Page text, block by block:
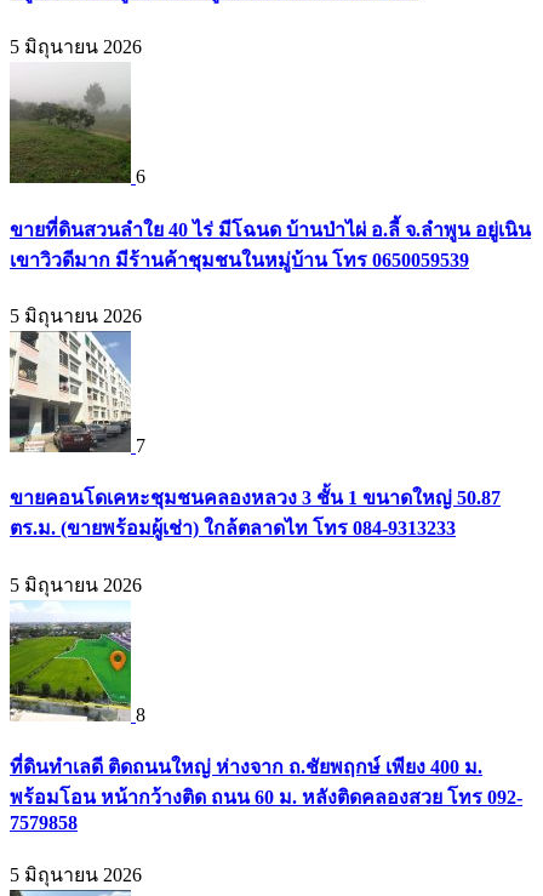
5 มิถุนายน 2026
6
ขายที่ดินสวนลำใย 40 ไร่ มีโฉนด บ้านป่าไผ่ อ.ลี้ จ.ลำพูน อยู่เนิน
เขาวิวดีมาก มีร้านค้าชุมชนในหมู่บ้าน โทร 0650059539
5 มิถุนายน 2026
7
ขายคอนโดเคหะชุมชนคลองหลวง 3 ชั้น 1 ขนาดใหญ่ 50.87
ตร.ม. (ขายพร้อมผู้เช่า) ใกล้ตลาดไท โทร 084-9313233
5 มิถุนายน 2026
8
ที่ดินทำเลดี ติดถนนใหญ่ ห่างจาก ถ.ชัยพฤกษ์ เพียง 400 ม.
พร้อมโอน หน้ากว้างติด ถนน 60 ม. หลังติดคลองสวย โทร 092-
7579858
5 มิถุนายน 2026